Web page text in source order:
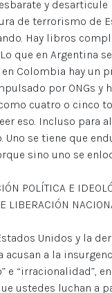
y desarticule
de terrorismo de
Hay libros
que en Argentina
en Colombia hay un
por ONGs y
cuatro o cinco
eso. Incluso para
Uno se tiene que
sino uno se
POLÍTICA E
LIBERACIÓN
Unidos y la
acusan a la
e “irracionalidad”,
ustedes luchan a